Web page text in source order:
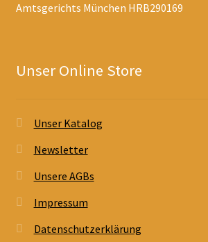
Amtsgerichts München HRB290169
Unser Online Store
Unser Katalog
Newsletter
Unsere AGBs
Impressum
Datenschutzerklärung